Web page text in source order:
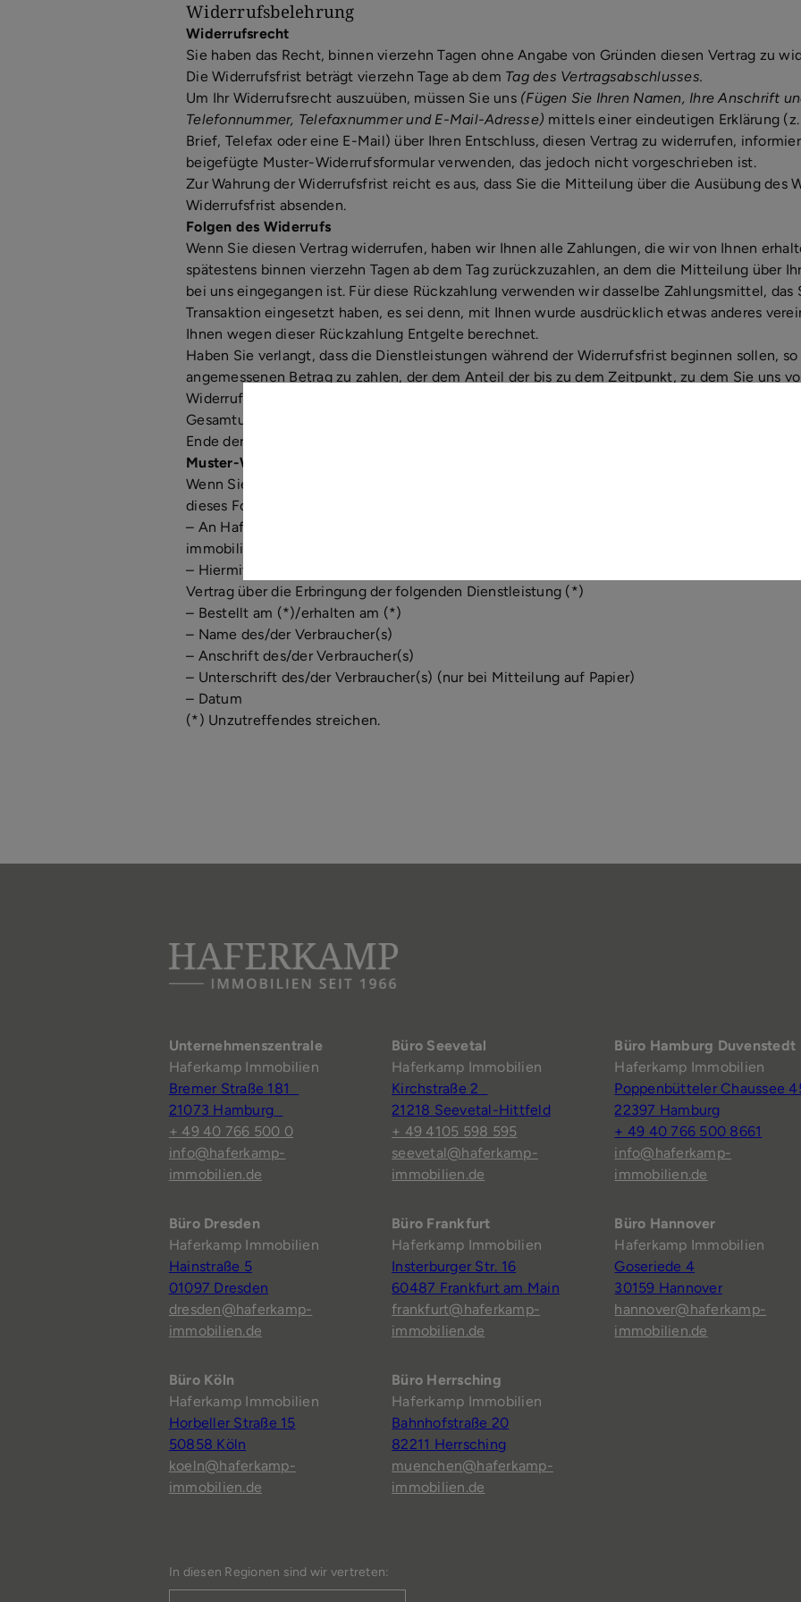
Widerrufsbelehrung
Widerrufsrecht
Sie haben das Recht, binnen vierzehn Tagen ohne Angabe von Gründen diesen Vertrag zu
Die Widerrufsfrist beträgt vierzehn Tage ab dem Tag des Vertragsabschlusses.
Um Ihr Widerrufsrecht auszuüben, müssen Sie uns(Fügen Sie Ihren Namen, Ihre Anschrift
Telefonnummer, Telefaxnummer und E-Mail-Adresse) mittels einer eindeutigen Erklärung
Brief, Telefax oder eine E-Mail) über Ihren Entschluss, diesen Vertrag zu widerrufen,
beigefügte Muster-Widerrufsformular verwenden, das jedoch nicht vorgeschrieben ist.
Zur Wahrung der Widerrufsfrist reicht es aus, dass Sie die Mitteilung über die Ausübung des
Widerrufsfrist absenden.
Folgen des Widerrufs
Wenn Sie diesen Vertrag widerrufen, haben wir Ihnen alle Zahlungen, die wir von Ihnen
spätestens binnen vierzehn Tagen ab dem Tag zurückzuzahlen, an dem die Mitteilung über
bei uns eingegangen ist. Für diese Rückzahlung verwenden wir dasselbe Zahlungsmittel, das
Transaktion eingesetzt haben, es sei denn, mit Ihnen wurde ausdrücklich etwas anderes
Ihnen wegen dieser Rückzahlung Entgelte berechnet.
Haben Sie verlangt, dass die Dienstleistungen während der Widerrufsfrist beginnen sollen,
angemessenen Betrag zu zahlen, der dem Anteil der bis zu dem Zeitpunkt, zu dem Sie uns
Widerrufsrechts hinsichtlich dieses Vertrages unterrichten, bereits erbrachten
Gesamtumfang der im Vertrag vorgesehenen Dienstleistungen entspricht.
Ende der Widerrufsbelehrung
Muster-Widerrufsformular
Wenn Sie den Vertrag widerrufen wollen, dann füllen Sie bitte
dieses Formular aus und senden Sie es zurück.
– An Haferkamp Immobilien GmbH, Bremer Str. 181, 21073 Hamburg, Fax 040/766500-9,
immobilien.de:
– Hiermit widerrufe(n) ich/wir (*) den von mir/uns (*) abgeschlossenen
Vertrag über die Erbringung der folgenden Dienstleistung (*)
– Bestellt am (*)/erhalten am (*)
– Name des/der Verbraucher(s)
– Anschrift des/der Verbraucher(s)
– Unterschrift des/der Verbraucher(s) (nur bei Mitteilung auf Papier)
– Datum
(*) Unzutreffendes streichen.
Unternehmenszentrale
Haferkamp Immobilien
Bremer Straße 181
21073 Hamburg
+ 49 40 766 500 0
info@haferkamp-
immobilien.de
Büro Seevetal
Haferkamp Immobilien
Kirchstraße 2
21218 Seevetal-Hittfeld
+ 49 4105 598 595
seevetal@haferkamp-
immobilien.de
Büro Hamburg Duvenstedt
Haferkamp Immobilien
Poppenbütteler Chaussee
22397 Hamburg
+ 49 40 766 500 8661
info@haferkamp-
immobilien.de
Büro Dresden
Haferkamp Immobilien
Hainstraße 5
01097 Dresden
dresden@haferkamp-
immobilien.de
Büro Frankfurt
Haferkamp Immobilien
Insterburger Str. 16
60487 Frankfurt am Main
frankfurt@haferkamp-
immobilien.de
Büro Hannover
Haferkamp Immobilien
Goseriede 4
30159 Hannover
hannover@haferkamp-
immobilien.de
Büro Köln
Haferkamp Immobilien
Horbeller Straße 15
50858 Köln
koeln@haferkamp-
immobilien.de
Büro Herrsching
Haferkamp Immobilien
Bahnhofstraße 20
82211 Herrsching
muenchen@haferkamp-
immobilien.de
In diesen Regionen sind wir vertreten: